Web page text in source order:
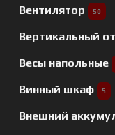
Вентилятор 50
Вертикальный
Весы напольные
Винный шкаф 5
Внешний